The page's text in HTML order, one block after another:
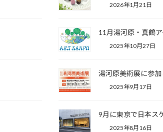
2026年1月21日
11月湯河原・真鶴
2025年10月27日
湯河原美術展に参
2025年9月17日
9月に東京で日本ス
2025年8月16日